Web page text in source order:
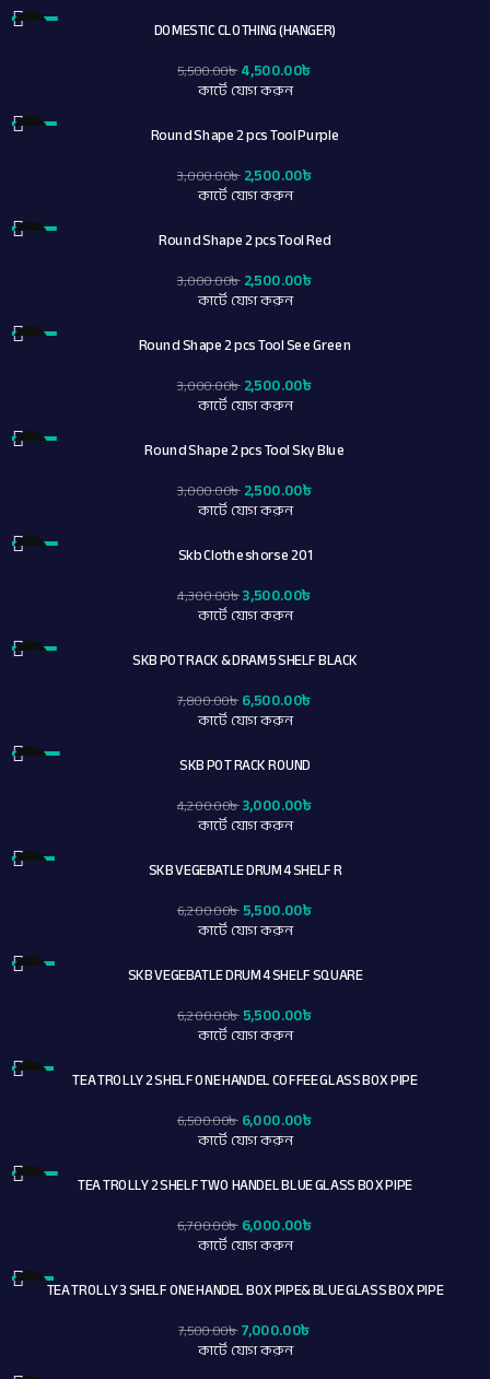
-18% DOMESTIC CLOTHING (HANGER)
5,500.00৳4,500.00৳
কার্টে যোগ করুন
-17% Round Shape 2 pcs Tool Purple
3,000.00৳2,500.00৳
কার্টে যোগ করুন
-17% Round Shape 2 pcs Tool Red
3,000.00৳2,500.00৳
কার্টে যোগ করুন
-17% Round Shape 2 pcs Tool See Green
3,000.00৳2,500.00৳
কার্টে যোগ করুন
-17% Round Shape 2 pcs Tool Sky Blue
3,000.00৳2,500.00৳
কার্টে যোগ করুন
-19% Skb Clotheshorse 201
4,300.00৳3,500.00৳
কার্টে যোগ করুন
-17% SKB POT RACK & DRAM 5SHELF BLACK
7,800.00৳6,500.00৳
কার্টে যোগ করুন
-29% SKB POT RACK ROUND
4,200.00৳3,000.00৳
কার্টে যোগ করুন
-11% SKB VEGEBATLE DRUM 4 SHELF R
6,200.00৳5,500.00৳
কার্টে যোগ করুন
-11% SKB VEGEBATLE DRUM 4 SHELF SQUARE
6,200.00৳5,500.00৳
কার্টে যোগ করুন
-8% TEA TROLLY 2 SHELF ONE HANDEL COFFEE GLASS BOX PIPE
6,500.00৳6,000.00৳
কার্টে যোগ করুন
-10% TEA TROLLY 2 SHELF TWO HANDEL BLUE GLASS BOX PIPE
6,700.00৳6,000.00৳
কার্টে যোগ করুন
-7%TEA TROLLY 3 SHELF ONE HANDEL BOX PIPE& BLUE GLASS BOX PIPE
7,500.00৳7,000.00৳
কার্টে যোগ করুন